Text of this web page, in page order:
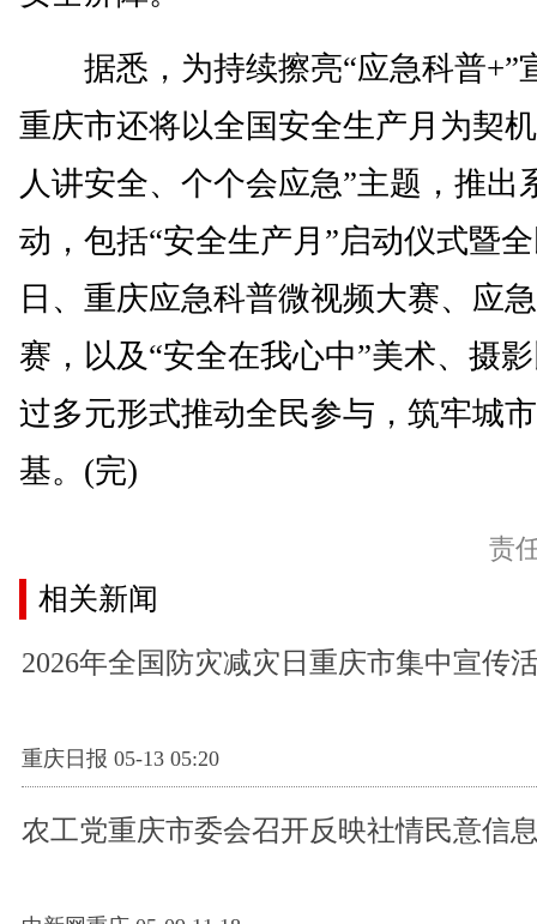
据悉，为持续擦亮“应急科普+”
重庆市还将以全国安全生产月为契
人讲安全、个个会应急”主题，推出
动，包括“安全生产月”启动仪式暨
日、重庆应急科普微视频大赛、应
赛，以及“安全在我心中”美术、摄
过多元形式推动全民参与，筑牢城
基。(完)
责
相关新闻
2026年全国防灾减灾日重庆市集中宣传
重庆日报 05-13 05:20
农工党重庆市委会召开反映社情民意信